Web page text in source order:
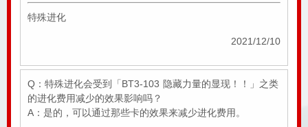
特殊进化
2021/12/10
Q：特殊进化会受到「BT3-103 隐藏力量的显现！！」之类
的进化费用减少的效果影响吗？
A：是的，可以通过那些卡的效果来减少进化费用。